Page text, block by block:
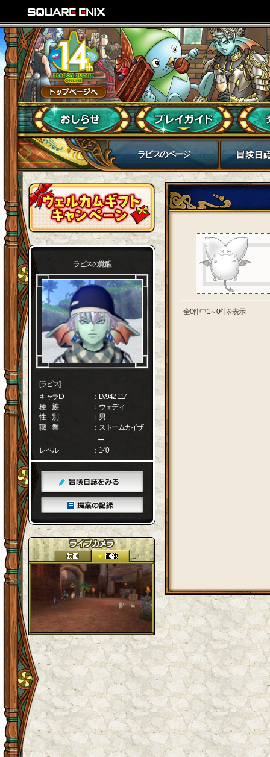
ラピスのページ
ラピスの覚醒
[ラピス]
キャラID
： LV942-117
種 族
： ウェディ
性 別
： 男
職 業
： ストームカイザ
ー
レベル
： 140
全0件中 1～0件を表示